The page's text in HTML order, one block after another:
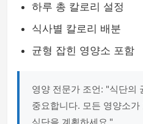
하루 총 칼로리 설정
식사별 칼로리 배분
균형 잡힌 영양소 포함
영양 전문가 조언: "식단의
중요합니다. 모든 영양소